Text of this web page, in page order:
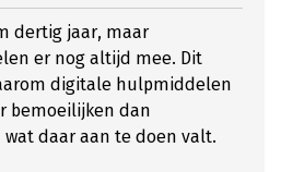
dertig jaar, maar
er nog altijd mee. Dit
digitale hulpmiddelen
bemoeilijken dan
daar aan te doen valt.